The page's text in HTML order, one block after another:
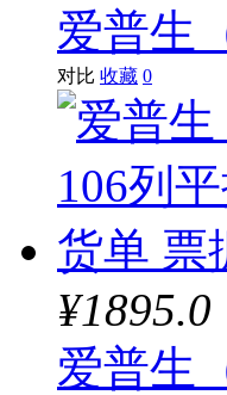
爱普生
对比 收藏 0
¥1895.0
爱普生